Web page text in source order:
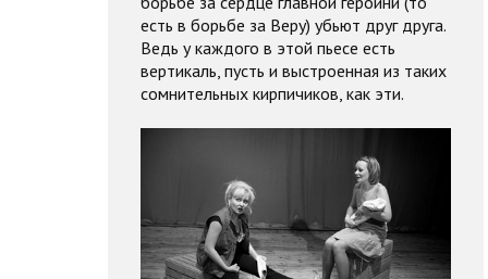
есть в борьбе за Веру) убьют друг друга.
Ведь у каждого в этой пьесе есть
вертикаль, пусть и выстроенная из таких
сомнительных кирпичиков, как эти.